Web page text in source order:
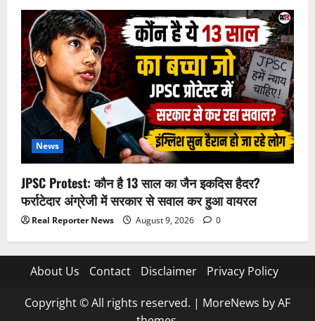
News
JPSC Protest: कौन है 13 साल का जैन इकदिस हैदर?
फर्राटेदार अंग्रेजी में सरकार से सवाल कर हुआ वायरल
Real Reporter News August 9, 2026 0
About Us Contact Disclaimer Privacy Policy
Copyright © All rights reserved. | MoreNews by AF